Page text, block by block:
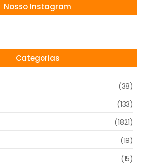
Nosso Instagram
Categorias
(38)
(133)
(1821)
(18)
(15)